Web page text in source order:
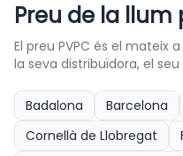
Preu de la
El preu PVPC és el mateix
la seva distribuïdora, el
Badalona Barcelona
Cornellà de Llobregat